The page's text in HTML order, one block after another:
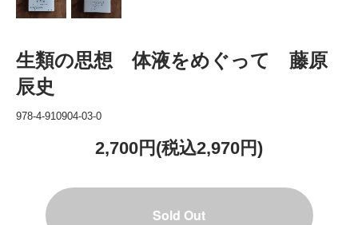
生類の思想 体液をめぐって 藤原
辰史
978-4-910904-03-0
2,700円(税込2,970円)
Sold Out